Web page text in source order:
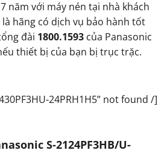
năm với máy nén tại nhà khách
hãng có dịch vụ bảo hành tốt
đài 1800.1593 của Panasonic
thiết bị của bạn bị trục trặc.
24PRH1H5” not found /]
S-2124PF3HB/U-